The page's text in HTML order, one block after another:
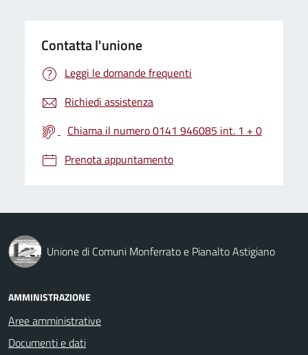
Contatta l'unione
Leggi le domande frequenti
Richiedi assistenza
Chiama il numero 0141 946085 int. 1 + 0
Prenota appuntamento
Unione di Comuni Monferrato e Pianalto Astigiano
AMMINISTRAZIONE
Aree amministrative
Documenti e dati